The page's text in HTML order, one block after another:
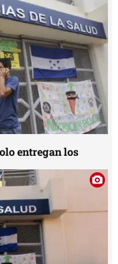
entregan los